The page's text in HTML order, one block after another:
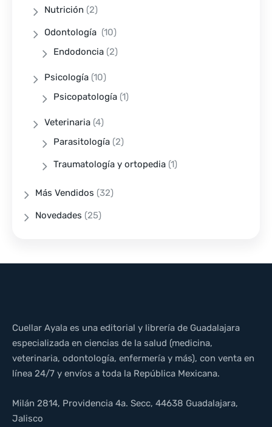
Nutrición (2)
Odontología (10)
Endodoncia (2)
Psicología (10)
Psicopatología (1)
Veterinaria (4)
Parasitología (2)
Traumatología y ortopedia (1)
Más Vendidos (32)
Novedades (25)
Cuellar Ayala es una editorial y librería de Guadalajara
especializada en ciencias de la salud (medicina,
veterinaria, odontología, enfermería y más), con venta en
línea 24/7 y envíos a toda la República Mexicana.
Milán 2814, Providencia 4a. Secc, 44638 Guadalajara,
Jalisco